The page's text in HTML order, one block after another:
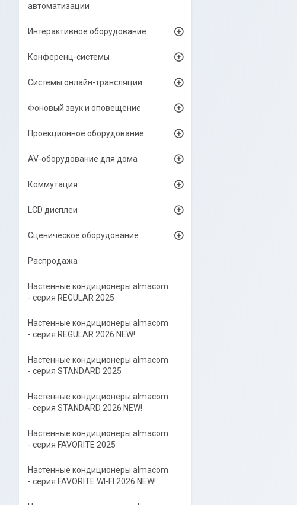
автоматизации
Интерактивное оборудование
Конференц-системы
Системы онлайн-трансляции
Фоновый звук и оповещение
Проекционное оборудование
AV-оборудование для дома
Коммутация
LCD дисплеи
Сценическое оборудование
Распродажа
Настенные кондиционеры almacom
- серия REGULAR 2025
Настенные кондиционеры almacom
- серия REGULAR 2026 NEW!
Настенные кондиционеры almacom
- серия STANDARD 2025
Настенные кондиционеры almacom
- серия STANDARD 2026 NEW!
Настенные кондиционеры almacom
- серия FAVORITE 2025
Настенные кондиционеры almacom
- серия FAVORITE WI-FI 2026 NEW!